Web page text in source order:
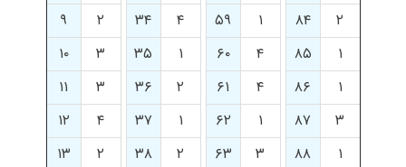
۲
۸۴ ۱ ۵۹ ۴ ۳۴ ۲
۹
۱
۸۵ ۴ ۶۰ ۱ ۳۵ ۳
۱۰
۱
۸۶ ۴ ۶۱ ۲ ۳۶ ۳
۱۱
۳
۸۷ ۱ ۶۲ ۱ ۳۷ ۴
۱۲
۱
۸۸ ۳ ۶۳ ۲ ۳۸ ۲
۱۳